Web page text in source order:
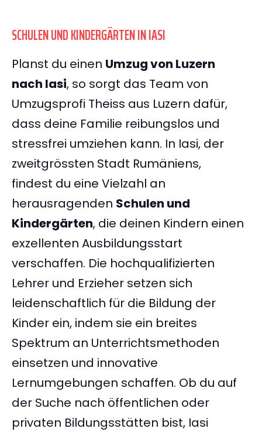
SCHULEN UND KINDERGÄRTEN IN IASI
Planst du einen Umzug von Luzern
nach Iasi, so sorgt das Team von
Umzugsprofi Theiss aus Luzern dafür,
dass deine Familie reibungslos und
stressfrei umziehen kann. In Iasi, der
zweitgrössten Stadt Rumäniens,
findest du eine Vielzahl an
herausragenden Schulen und
Kindergärten, die deinen Kindern einen
exzellenten Ausbildungsstart
verschaffen. Die hochqualifizierten
Lehrer und Erzieher setzen sich
leidenschaftlich für die Bildung der
Kinder ein, indem sie ein breites
Spektrum an Unterrichtsmethoden
einsetzen und innovative
Lernumgebungen schaffen. Ob du auf
der Suche nach öffentlichen oder
privaten Bildungsstätten bist, Iasi